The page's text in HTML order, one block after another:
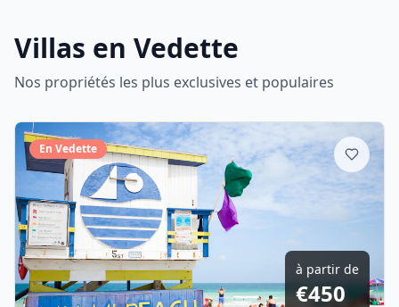
Villas en Vedette
Nos propriétés les plus exclusives et populaires
En Vedette
à partir de
€450